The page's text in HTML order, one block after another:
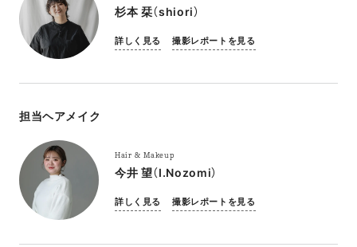
杉本 栞（shiori）
詳しく見る 撮影レポートを見る
担当ヘアメイク
Hair & Makeup
今井 望（I.Nozomi）
詳しく見る 撮影レポートを見る